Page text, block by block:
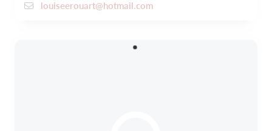
louiseerouart@hotmail.com